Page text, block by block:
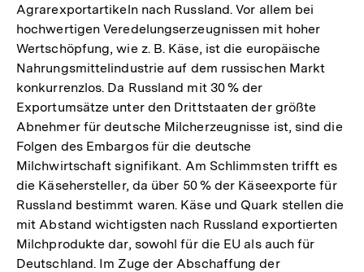
Agrarexportartikeln nach Russland. Vor allem bei
hochwertigen Veredelungserzeugnissen mit hoher
Wertschöpfung, wie z. B. Käse, ist die europäische
Nahrungsmittelindustrie auf dem russischen Markt
konkurrenzlos. Da Russland mit 30 % der
Exportumsätze unter den Drittstaaten der größte
Abnehmer für deutsche Milcherzeugnisse ist, sind die
Folgen des Embargos für die deutsche
Milchwirtschaft signifikant. Am Schlimmsten trifft es
die Käsehersteller, da über 50 % der Käseexporte für
Russland bestimmt waren. Käse und Quark stellen die
mit Abstand wichtigsten nach Russland exportierten
Milchprodukte dar, sowohl für die EU als auch für
Deutschland. Im Zuge der Abschaffung der